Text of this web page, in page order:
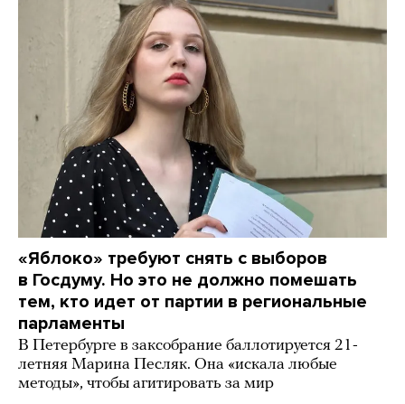
«Яблоко» требуют снять с выборов
в Госдуму. Но это не должно помешать
тем, кто идет от партии в региональные
парламенты
В Петербурге в заксобрание баллотируется 21-
летняя Марина Песляк. Она «искала любые
методы», чтобы агитировать за мир